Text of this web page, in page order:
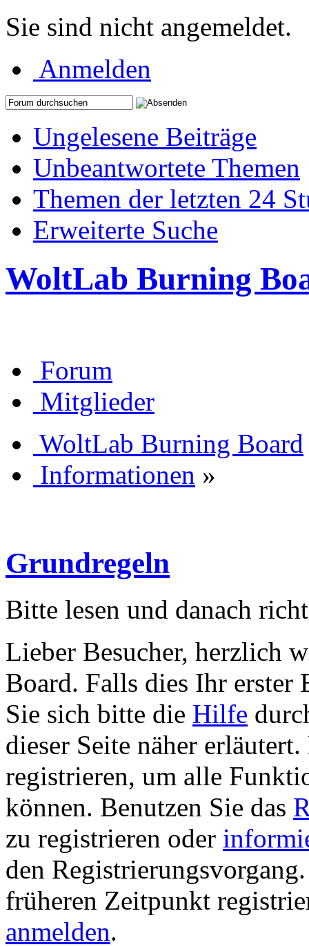
Sie sind nicht angemeldet.
Anmelden
Ungelesene Beiträge
Unbeantwortete Themen
Themen der letzten 24
Erweiterte Suche
WoltLab Burning
Forum
Mitglieder
WoltLab Burning Board
Informationen »
Grundregeln
Bitte lesen und danach
Lieber Besucher, herzlich
Board. Falls dies Ihr erster
Sie sich bitte die Hilfe
dieser Seite näher
registrieren, um alle
können. Benutzen Sie das
zu registrieren oder
den
früheren Zeitpunkt
anmelden.